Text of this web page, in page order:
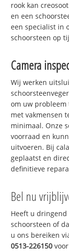
rook kan
en een
een specialist in
schoorsteen op
Camera
Wij werken
om uw probleem
met vakmensen
minimaal. Onze
voorraad en
uitvoeren. Bij
geplaatst en
definitieve
Bel nu
Heeft u dringend
schoorsteen of
u ons bereiken
0513-226150